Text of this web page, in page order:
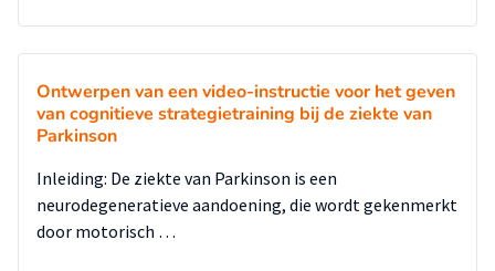
Ontwerpen van een video-instructie voor het geven
van cognitieve strategietraining bij de ziekte van
Parkinson
Inleiding: De ziekte van Parkinson is een
neurodegeneratieve aandoening, die wordt gekenmerkt
door motorisch …